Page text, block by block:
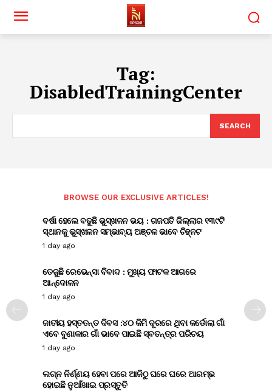
Tag:
DisabledTrainingCenter
SEARCH
BROWSE OUR EXCLUSIVE ARTICLES!
ବର୍ଷା ହେଲେ ବଢୁଛି ଭୁସ୍ଖଳନ ଭୟ : ଗଜପତି ଜିଲ୍ଲାର ୧୩୯ଟି
ସ୍ଥାନକୁ ଭୁସ୍ଖଳନ ସମ୍ଭାବ୍ୟ ଅଞ୍ଚଳ ଭାବେ ଚିହ୍ନଟ
1 day ago
ତେଜୁଛି ରେଭେନ୍ସା ବିବାଦ : ମୁଖ୍ୟ ଫାଟକ ଆଗରେ
ଆନ୍ଦୋଳନ
1 day ago
ଜାତୀୟ ହସ୍ତତନ୍ତ ଦିବସ :୪୦ କିମି ଦୂରରେ ଥିବା କର୍ଡୋଲା ଗାଁ
ଏବେ ବୁଣାକାର ଗାଁ ଭାବେ ପାଇଛି ସ୍ବତନ୍ତ୍ର ପରିଚୟ
1 day ago
ଲଗ୍ନ ନିର୍ଣ୍ଣୟ ହେବା ପରେ ଆଜିଠୁ ଘରେ ଘରେ ଆରମ୍ଭ
ହୋଇଛି ନୁଆଁଖାଇ ପ୍ରସ୍ତୁତି